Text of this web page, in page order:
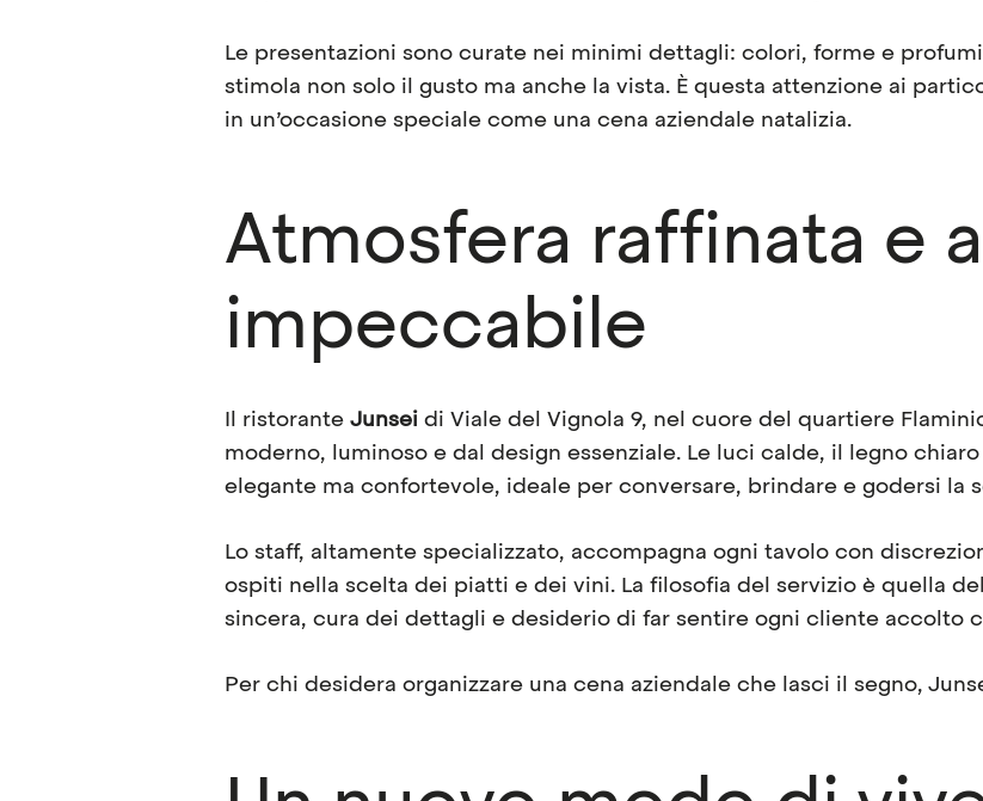
Le presentazioni sono curate nei minimi dettagli: colori, forme e
stimola non solo il gusto ma anche la vista. È questa attenzione ai
in un’occasione speciale come una cena aziendale natalizia.
Atmosfera raffinata e
impeccabile
Il ristoranteJunsei di Viale del Vignola 9, nel cuore del quartiere
moderno, luminoso e dal design essenziale. Le luci calde, il legno
elegante ma confortevole, ideale per conversare, brindare e godersi la
Lo staff, altamente specializzato, accompagna ogni tavolo con
ospiti nella scelta dei piatti e dei vini. La filosofia del servizio è quella
sincera, cura dei dettagli e desiderio di far sentire ogni cliente accolto
Per chi desidera organizzare una cena aziendale che lasci il segno,